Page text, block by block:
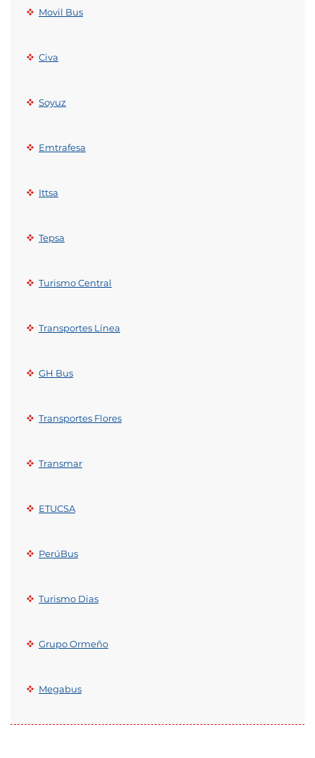
Movil Bus
Civa
Soyuz
Emtrafesa
Ittsa
Tepsa
Turismo Central
Transportes Línea
GH Bus
Transportes Flores
Transmar
ETUCSA
PerúBus
Turismo Dias
Grupo Ormeño
Megabus